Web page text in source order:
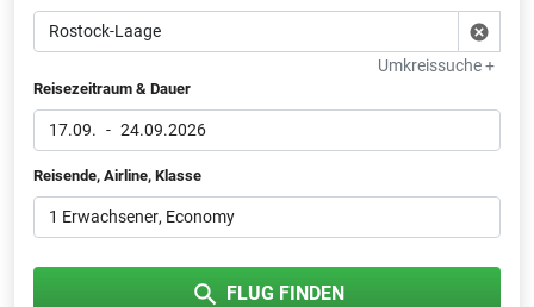
Umkreissuche +
Reisezeitraum & Dauer
17.09. - 24.09.2026
Reisende, Airline, Klasse
1 Erwachsener, Economy
FLUG FINDEN